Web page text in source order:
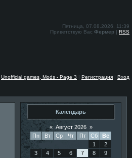
Пятница, 07.08.2026, 11:39
Приветствую Вас Фермер | RSS
Unofficial games, Mods - Page 3 | Регистрация | Вход
Календарь
« Август 2026 »
Пн
Вт Ср Чт Пт Сб
Вс
1
2
3
4 5 6 7 8
9